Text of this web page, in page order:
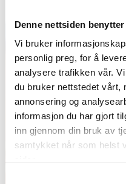
Denne nettsiden
Vi bruker
personlig preg, for å
analysere trafikken vår.
du bruker nettstedet vårt,
annonsering og
informasjon du har gjort
inn gjennom din bruk av
samtykket når som helst